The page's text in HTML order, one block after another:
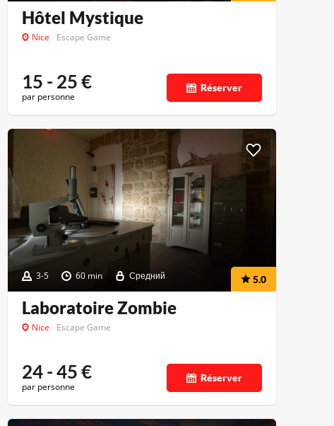
Hôtel Mystique
Nice Escape Game
15 - 25€
par personne
Réserver
3-5 60 min Средний 5.0
Laboratoire Zombie
Nice Escape Game
24 - 45€
par personne
Réserver